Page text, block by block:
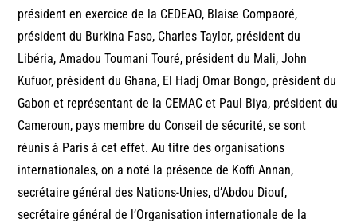
président en exercice de la CEDEAO, Blaise Compaoré,
président du Burkina Faso, Charles Taylor, président du
Libéria, Amadou Toumani Touré, président du Mali, John
Kufuor, président du Ghana, El Hadj Omar Bongo, président du
Gabon et représentant de la CEMAC et Paul Biya, président du
Cameroun, pays membre du Conseil de sécurité, se sont
réunis à Paris à cet effet. Au titre des organisations
internationales, on a noté la présence de Koffi Annan,
secrétaire général des Nations-Unies, d’Abdou Diouf,
secrétaire général de l’Organisation internationale de la